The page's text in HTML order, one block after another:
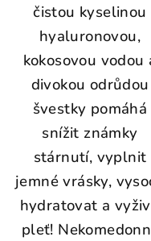
čistou kyselinou
hyaluronovou,
kokosovou vodou
divokou odrůdou
švestky pomáhá
snížit známky
stárnutí, vyplnit
jemné vrásky,
hydratovat a
pleť!